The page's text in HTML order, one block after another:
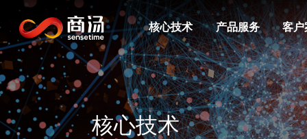
核心技术 产品服务 客户
核心技术